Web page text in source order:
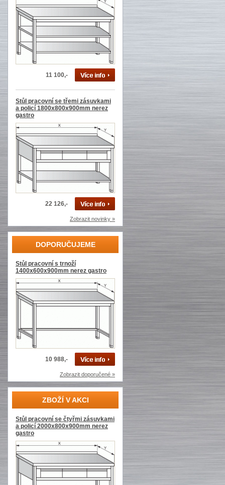
11 100,-
Stůl pracovní se třemi zásuvkami
a policí 1800x800x900mm nerez
gastro
22 126,-
Zobrazit novinky »
DOPORUČUJEME
Stůl pracovní s trnoží
1400x600x900mm nerez gastro
10 988,-
Zobrazit doporučené »
ZBOŽÍ V AKCI
Stůl pracovní se čtyřmi zásuvkami
a policí 2000x800x900mm nerez
gastro